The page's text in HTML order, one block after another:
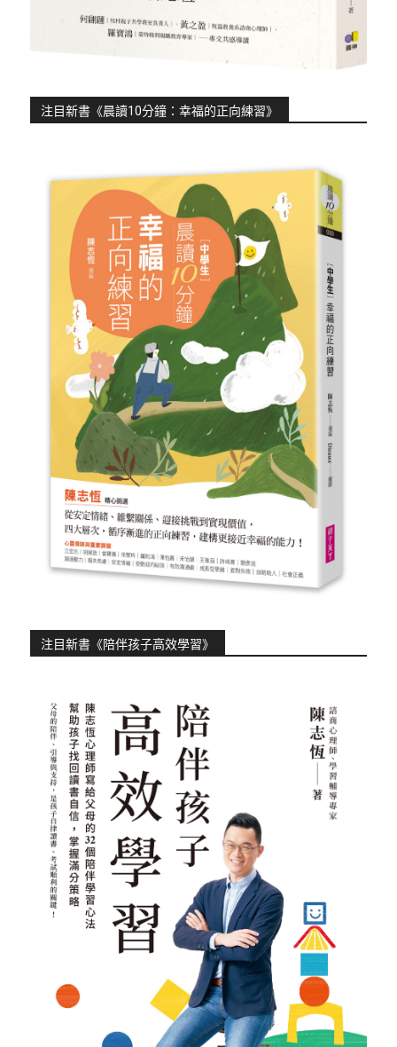
注目新書《晨讀10分鐘：幸福的正向練習》
注目新書《陪伴孩子高效學習》